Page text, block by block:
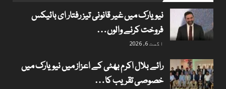
نیویارک میں غیر قانونی تیز رفتار ای بائیکس
فروخت کرنے والوں…
اگست 6, 2026
رائے بلال اکرم بھٹی کے اعزاز میں نیویارک میں
خصوصی تقریب کا…